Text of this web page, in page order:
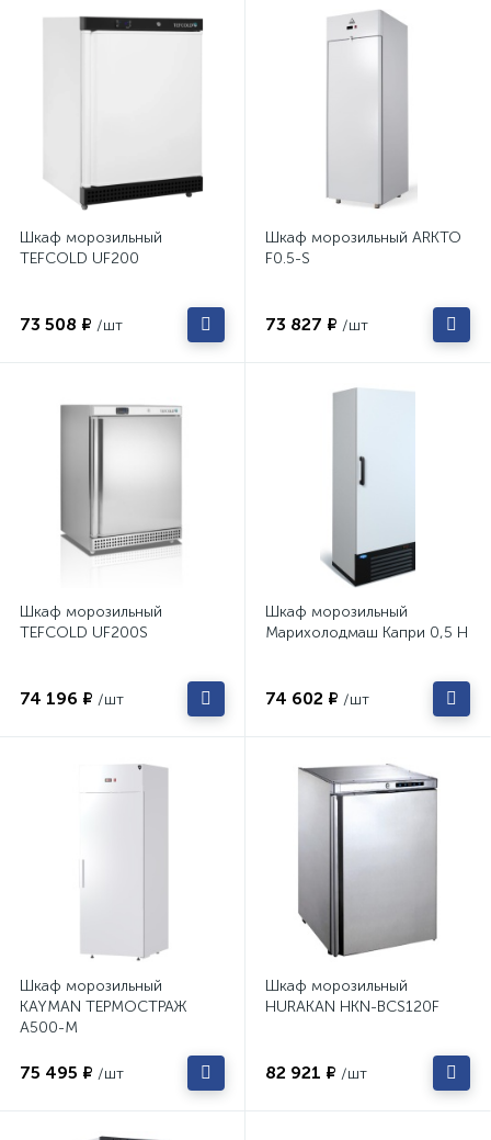
Шкаф морозильный
TEFCOLD UF200
73 508 ₽ /шт
Шкаф морозильный ARKTO
F0.5-S
73 827 ₽ /шт
Шкаф морозильный
TEFCOLD UF200S
74 196 ₽ /шт
Шкаф морозильный
Марихолодмаш Капри 0,5 Н
74 602 ₽ /шт
Шкаф морозильный
KAYMAN ТЕРМОСТРАЖ
А500-М
75 495 ₽ /шт
Шкаф морозильный
HURAKAN HKN-BCS120F
82 921 ₽ /шт